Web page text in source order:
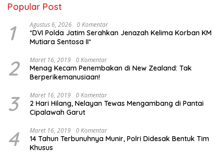
Popular Post
1 Agustus 6, 2026 0 Komentar
*DVI Polda Jatim Serahkan Jenazah Kelima Korban KM
Mutiara Sentosa II*
2 Maret 16, 2019 0 Komentar
Menag Kecam Penembakan di New Zealand: Tak
Berperikemanusiaan!
3 Maret 16, 2019 0 Komentar
2 Hari Hilang, Nelayan Tewas Mengambang di Pantai
Cipalawah Garut
4 Maret 16, 2019 0 Komentar
14 Tahun Terbunuhnya Munir, Polri Didesak Bentuk Tim
Khusus